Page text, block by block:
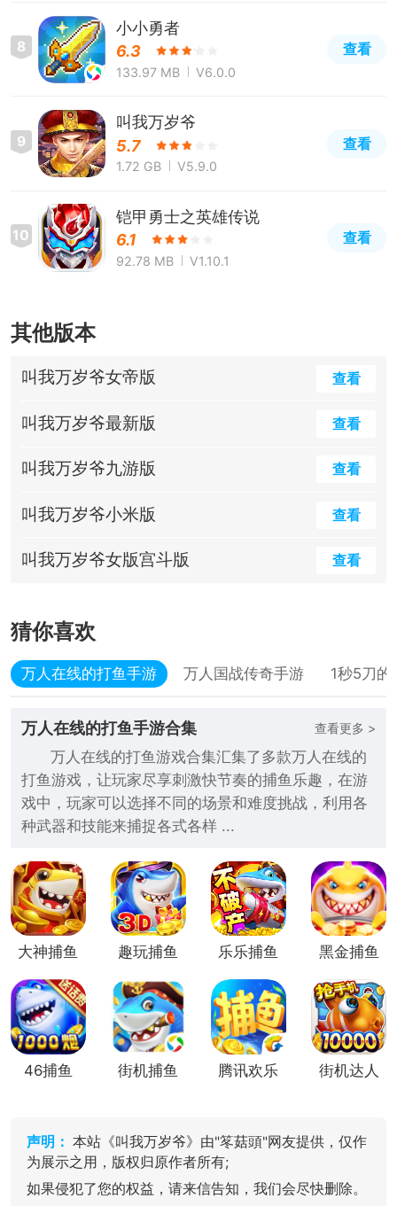
8
小小勇者
6.3
133.97 MB V6.0.0
查看
9
叫我万岁爷
5.7
1.72 GB V5.9.0
查看
10
铠甲勇士之英雄传说
6.1
92.78 MB V1.10.1
查看
其他版本
叫我万岁爷女帝版 查看
叫我万岁爷最新版 查看
叫我万岁爷九游版 查看
叫我万岁爷小米版 查看
叫我万岁爷女版宫斗版 查看
猜你喜欢
万人在线的打鱼手游 万人国战传奇手游 1秒5刀的
万人在线的打鱼手游合集 查看更多 >
万人在线的打鱼游戏合集汇集了多款万人在线的
打鱼游戏，让玩家尽享刺激快节奏的捕鱼乐趣，在游
戏中，玩家可以选择不同的场景和难度挑战，利用各
种武器和技能来捕捉各式各样 ...
大神捕鱼
捕鱼)
趣玩捕鱼
乐乐捕鱼
捕鱼)
黑金捕鱼
46捕鱼 街机捕鱼
腾讯欢乐
街机达人
声明： 本站《叫我万岁爷》由"笗菇頭"网友提供，仅作
为展示之用，版权归原作者所有;
如果侵犯了您的权益，请来信告知，我们会尽快删除。